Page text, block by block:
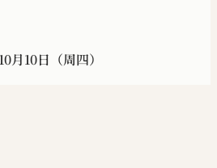
月10日（周四）